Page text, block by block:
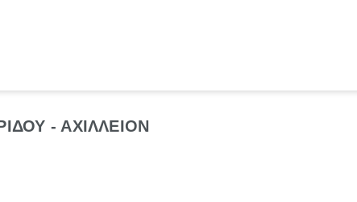
- ΑΧΙΛΛΕΙΟΝ